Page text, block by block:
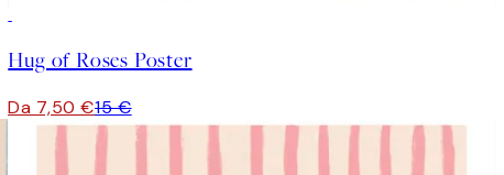
Hug of Roses Poster
Da 7,50 €15 €